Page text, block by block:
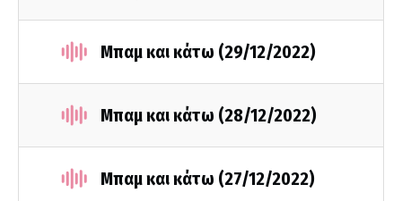
Μπαμ και κάτω (29/12/2022)
Μπαμ και κάτω (28/12/2022)
Μπαμ και κάτω (27/12/2022)